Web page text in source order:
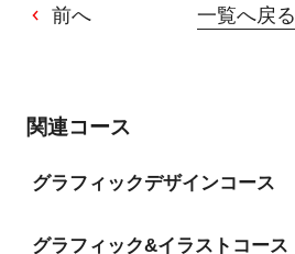
前へ 一覧へ戻る
関連コース
グラフィックデザインコース
グラフィック&イラストコース